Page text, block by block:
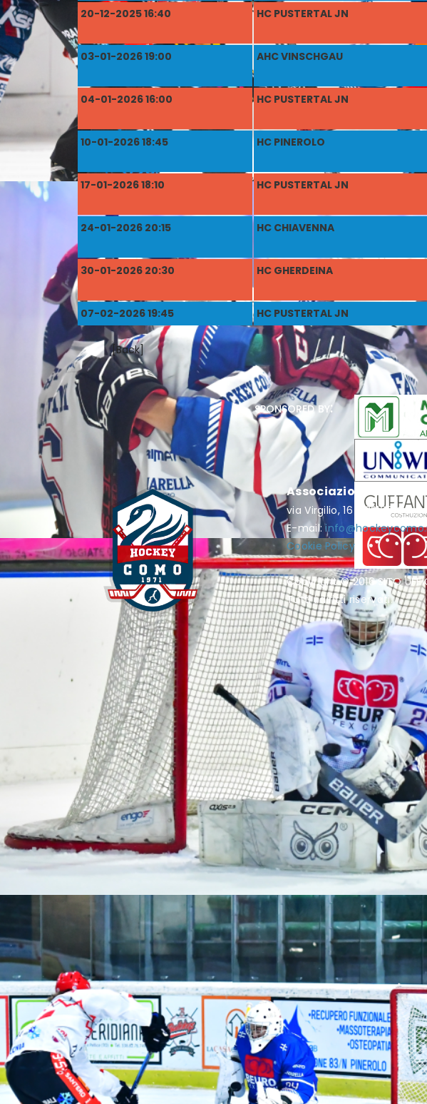
20-12-2025 16:40 HC PUSTERTAL JN
03-01-2026 19:00 AHC VINSCHGAU
04-01-2026 16:00 HC PUSTERTAL JN
10-01-2026 18:45 HC PINEROLO
17-01-2026 18:10 HC PUSTERTAL JN
24-01-2026 20:15 HC CHIAVENNA
30-01-2026 20:30 HC GHERDEINA
07-02-2026 19:45 HC PUSTERTAL JN
[Back]
sponsored by:
Associazione Hockey
via Virgilio, 16 - 22100 Como
E-mail:
Cookie Policy
Copyright © 2016 SITO
Tutti i diritti riservati.